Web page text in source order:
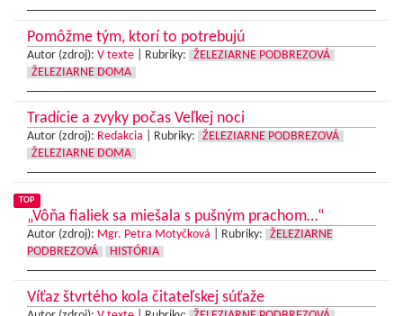
Pomôžme tým, ktorí to potrebujú
Autor (zdroj): V texte Rubriky:
ŽELEZIARNE PODBREZOVÁ
ŽELEZIARNE DOMA
Tradície a zvyky počas Veľkej noci
Autor (zdroj): Redakcia Rubriky:
ŽELEZIARNE PODBREZOVÁ
ŽELEZIARNE DOMA
TOP
„Vôňa fialiek sa miešala s pušným prachom…“
Autor (zdroj): Mgr. Petra Motyčková Rubriky:
ŽELEZIARNE
PODBREZOVÁ
HISTÓRIA
Víťaz štvrtého kola čitateľskej súťaže